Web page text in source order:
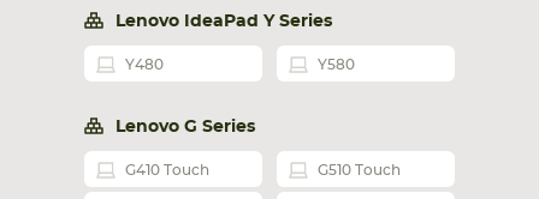
Lenovo IdeaPad Y Series
Y480 Y580
Lenovo G Series
G410 Touch G510 Touch